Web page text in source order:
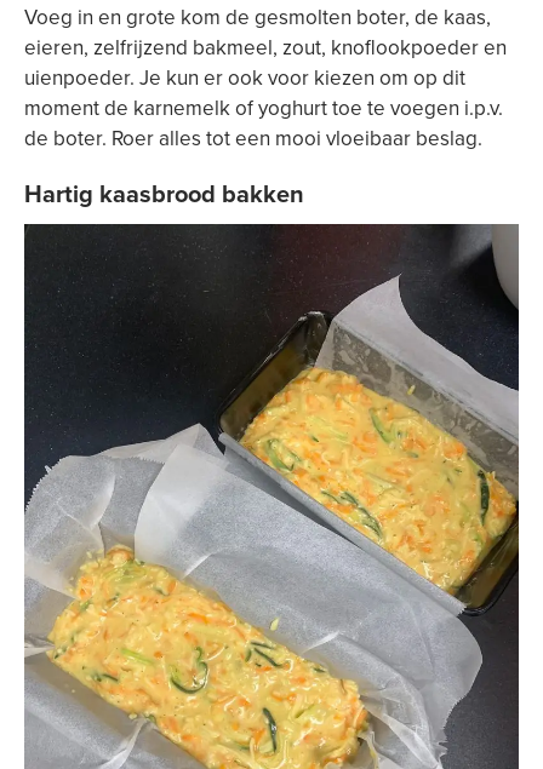
Voeg in en grote kom de gesmolten boter, de kaas,
eieren, zelfrijzend bakmeel, zout, knoflookpoeder en
uienpoeder. Je kun er ook voor kiezen om op dit
moment de karnemelk of yoghurt toe te voegen i.p.v.
de boter. Roer alles tot een mooi vloeibaar beslag.
Hartig kaasbrood bakken